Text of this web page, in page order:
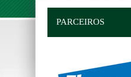
PARCEIROS